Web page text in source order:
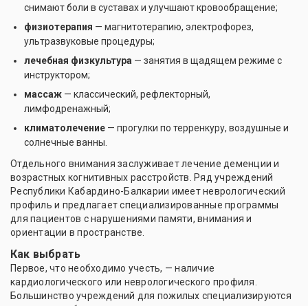
снимают боли в суставах и улучшают кровообращение;
физиотерапия — магнитотерапию, электрофорез,
ультразвуковые процедуры;
лечебная физкультура — занятия в щадящем режиме с
инструктором;
массаж — классический, рефлекторный,
лимфодренажный;
климатолечение — прогулки по терренкуру, воздушные и
солнечные ванны.
Отдельного внимания заслуживает лечение деменции и
возрастных когнитивных расстройств. Ряд учреждений
Республики Кабардино-Балкарии имеет неврологический
профиль и предлагает специализированные программы
для пациентов с нарушениями памяти, внимания и
ориентации в пространстве.
Как выбрать
Первое, что необходимо учесть, — наличие
кардиологического или неврологического профиля.
Большинство учреждений для пожилых специализируются